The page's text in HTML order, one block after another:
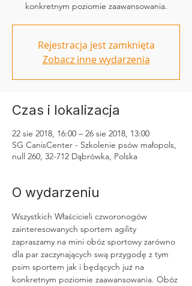
konkretnym poziomie zaawansowania.
Rejestracja jest zamknięta
Zobacz inne wydarzenia
Czas i lokalizacja
22 sie 2018, 16:00 – 26 sie 2018, 13:00
SG CanisCenter - Szkolenie psów małopols,
null 260, 32-712 Dąbrówka, Polska
O wydarzeniu
Wszystkich Właścicieli czworonogów
zainteresowanych sportem agility
zapraszamy na mini obóz sportowy zarówno
dla par zaczynających swą przygodę z tym
psim sportem jak i będących już na
konkretnym poziomie zaawansowania. Obóz